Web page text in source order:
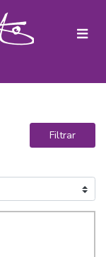
Filtrar